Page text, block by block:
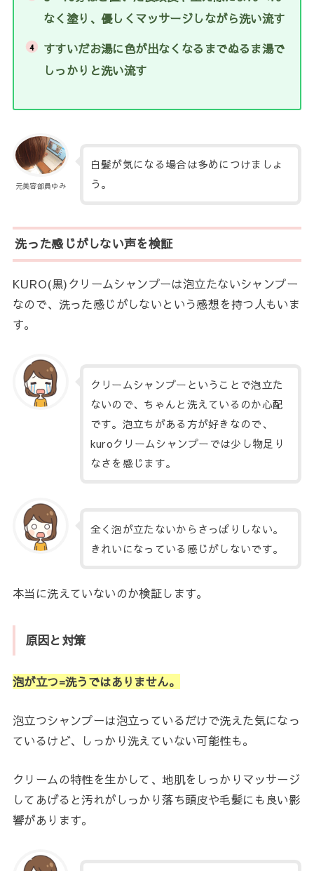
なく塗り、優しくマッサージしながら洗い流す
すすいだお湯に色が出なくなるまでぬるま湯で
しっかりと洗い流す
元美容部員ゆみ
白髪が気になる場合は多めにつけましょ
う。
洗った感じがしない声を検証
KURO(黒)クリームシャンプーは泡立たないシャンプー
なので、洗った感じがしないという感想を持つ人もいま
す。
クリームシャンプーということで泡立た
ないので、ちゃんと洗えているのか心配
です。泡立ちがある方が好きなので、
kuroクリームシャンプーでは少し物足り
なさを感じます。
全く泡が立たないからさっぱりしない。
きれいになっている感じがしないです。
本当に洗えていないのか検証します。
原因と対策
泡が立つ=洗うではありません。
泡立つシャンプーは泡立っているだけで洗えた気になっ
ているけど、しっかり洗えていない可能性も。
クリームの特性を生かして、地肌をしっかりマッサージ
してあげると汚れがしっかり落ち頭皮や毛髪にも良い影
響があります。